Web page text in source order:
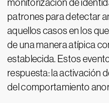
monitorización de
patrones para detectar
aquellos casos en los
de una manera atípica
establecida. Estos
respuesta: la activación
del comportamiento